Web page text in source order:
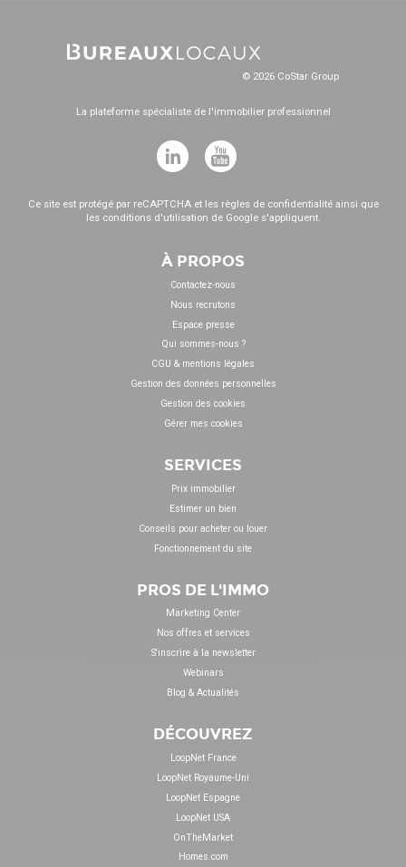
© 2026 CoStar Group
La plateforme spécialiste de l'immobilier professionnel
Ce site est protégé par reCAPTCHA et les règles de confidentialitéainsi que
les conditions d'utilisation de Google s'appliquent.
À PROPOS
Contactez-nous
Nous recrutons
Espace presse
Qui sommes-nous ?
CGU & mentions légales
Gestion des données personnelles
Gestion des cookies
Gérer mes cookies
SERVICES
Prix immobilier
Estimer un bien
Conseils pour acheter ou louer
Fonctionnement du site
PROS DE L'IMMO
Marketing Center
Nos offres et services
S'inscrire à la newsletter
Webinars
Blog & Actualités
DÉCOUVREZ
LoopNet France
LoopNet Royaume-Uni
LoopNet Espagne
LoopNet USA
OnTheMarket
Homes.com